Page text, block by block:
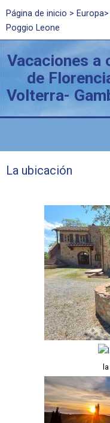
Página de inicio > Europa>
Poggio Leone
Vacaciones a
de
Volterra-
La ubicación